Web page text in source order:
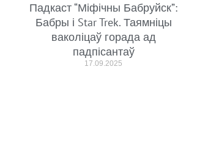
Падкаст “Міфічны Бабруйск”:
Бабры і Star Trek. Таямніцы
ваколіцаў горада ад
падпісантаў
17.09.2025